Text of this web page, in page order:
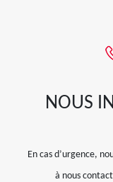
NOUS
En cas d’urgence,
à nous